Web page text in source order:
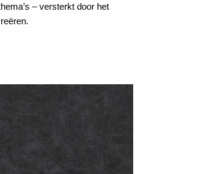
– versterkt door het